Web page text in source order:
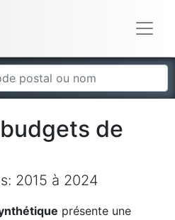
de
2015 à 2024
présente une